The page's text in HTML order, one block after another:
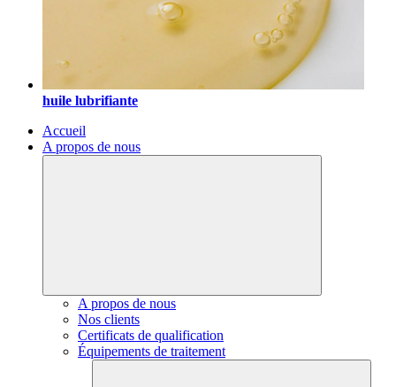
huile lubrifiante
Accueil
A propos de nous
A propos de nous
Nos clients
Certificats de qualification
Équipements de traitement